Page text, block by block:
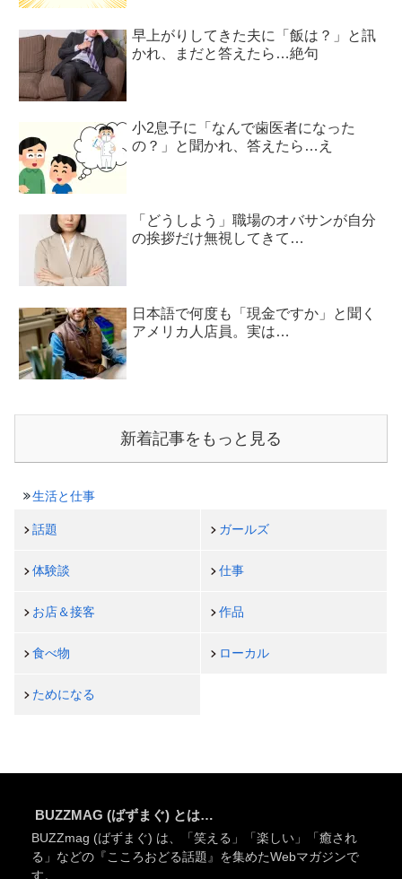
早上がりしてきた夫に「飯は？」と訊
かれ、まだと答えたら…絶句
小2息子に「なんで歯医者になった
の？」と聞かれ、答えたら…え
「どうしよう」職場のオバサンが自分
の挨拶だけ無視してきて…
日本語で何度も「現金ですか」と聞く
アメリカ人店員。実は…
新着記事をもっと見る
生活と仕事
話題 ガールズ
体験談 仕事
お店＆接客 作品
食べ物 ローカル
ためになる
BUZZMAG (ばずまぐ) とは…
BUZZmag (ばずまぐ) は、「笑える」「楽しい」「癒され
る」などの『こころおどる話題』を集めたWebマガジンで
す。